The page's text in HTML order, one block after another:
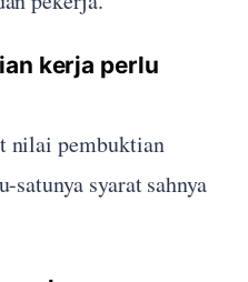
kerja perlu
nilai pembuktian
satunya syarat sahnya